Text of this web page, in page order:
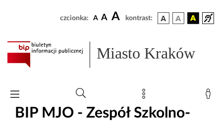
czcionka: A A A kontrast:
Miasto Kraków
BIP MJO - Zespół Szkolno-